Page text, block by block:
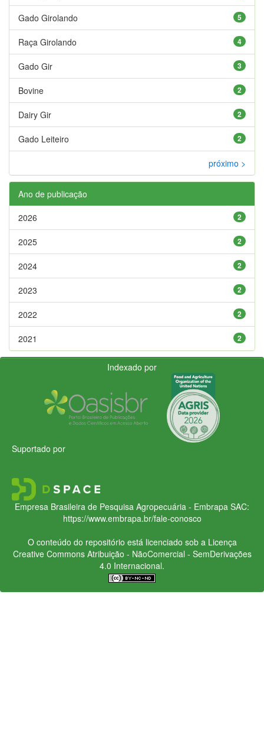
5
Gado Girolando
4
Raça Girolando
3
Gado Gir
2
Bovine
2
Dairy Gir
2
Gado Leiteiro
próximo >
Ano de publicação
2
2026
2
2025
2
2024
2
2023
2
2022
2
2021
Indexado por
Suportado por
Empresa Brasileira de Pesquisa Agropecuária - Embrapa SAC:
https://www.embrapa.br/fale-conosco
O conteúdo do repositório está licenciado sob a Licença
Creative CommonsAtribuição - NãoComercial - SemDerivações
4.0 Internacional.